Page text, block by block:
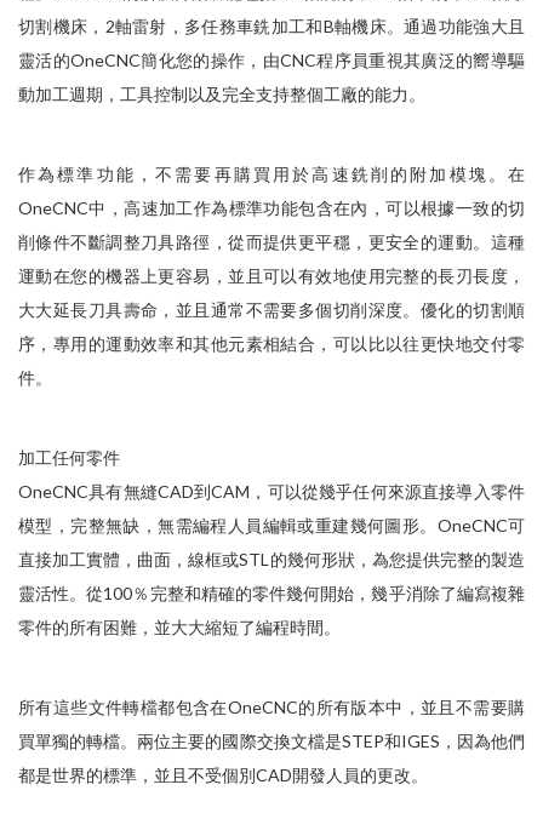
切割機床，2軸雷射，多任務車銑加工和B軸機床。通過功能強大且
靈活的OneCNC簡化您的操作，由CNC程序員重視其廣泛的嚮導驅
動加工週期，工具控制以及完全支持整個工廠的能力。
作為標準功能，不需要再購買用於高速銑削的附加模塊。在
OneCNC中，高速加工作為標準功能包含在內，可以根據一致的切
削條件不斷調整刀具路徑，從而提供更平穩，更安全的運動。這種
運動在您的機器上更容易，並且可以有效地使用完整的長刃長度，
大大延長刀具壽命，並且通常不需要多個切削深度。優化的切割順
序，專用的運動效率和其他元素相結合，可以比以往更快地交付零
件。
加工任何零件
OneCNC具有無縫CAD到CAM，可以從幾乎任何來源直接導入零件
模型，完整無缺，無需編程人員編輯或重建幾何圖形。OneCNC可
直接加工實體，曲面，線框或STL的幾何形狀，為您提供完整的製造
靈活性。從100％完整和精確的零件幾何開始，幾乎消除了編寫複雜
零件的所有困難，並大大縮短了編程時間。
所有這些文件轉檔都包含在OneCNC的所有版本中，並且不需要購
買單獨的轉檔。兩位主要的國際交換文檔是STEP和IGES，因為他們
都是世界的標準，並且不受個別CAD開發人員的更改。